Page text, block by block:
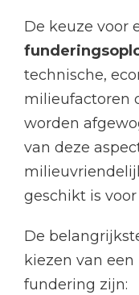
De keuze voor
technische,
milieufactoren
worden
van deze
geschikt is
De
kiezen van
fundering zijn: